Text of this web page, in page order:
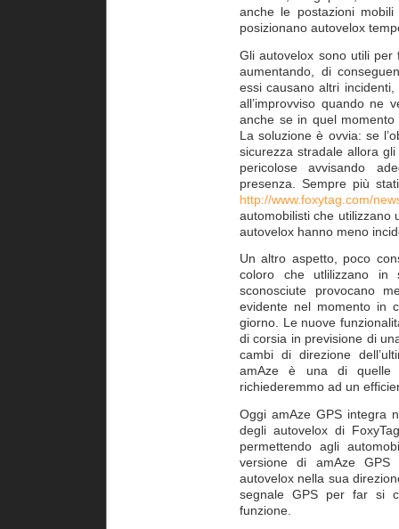
anche le postazioni
posizionano autovelox
Gli autovelox sono utili
aumentando, di
essi causano altri
all’improvviso quando ne
anche se in quel
La soluzione è ovvia: se
sicurezza stradale allora
pericolose avvisando
presenza. Sempre più
http://www.foxytag.com/
automobilisti che utilizzano
autovelox hanno meno
Un altro aspetto, poco
coloro che utlilizzano in
sconosciute provocano
evidente nel momento in
giorno. Le nuove
di corsia in previsione di
cambi di direzione
amAze è una di quelle
richiederemmo ad un
Oggi amAze GPS integra
degli autovelox di
permettendo agli
versione di amAze GPS
autovelox nella sua
segnale GPS per far si
funzione.